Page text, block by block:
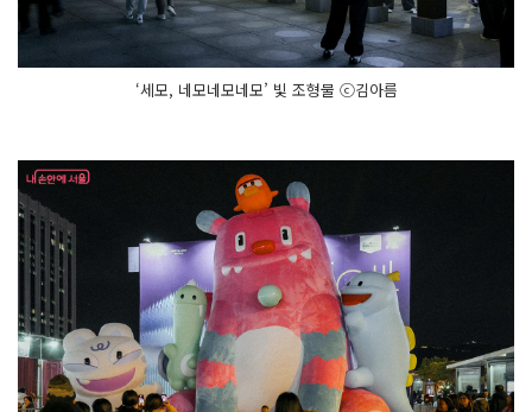
‘세모, 네모네모네모’ 빛 조형물 ⓒ김아름